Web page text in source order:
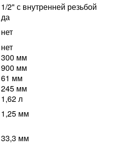
1/2" с внутренней резьбой
да
нет
нет
300 мм
900 мм
61 мм
245 мм
1,62 л
1,25 мм
33,3 мм